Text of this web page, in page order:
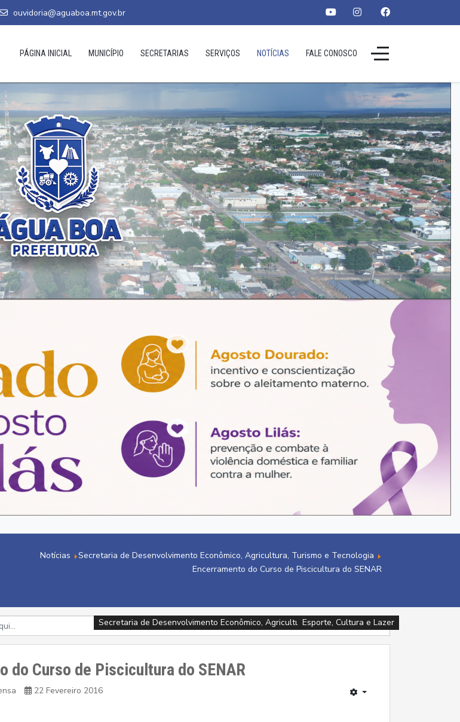
ouvidoria@aguaboa.mt.gov.br
PÁGINA INICIAL MUNICÍPIO SECRETARIAS SERVIÇOS NOTÍCIAS FALE CONOSCO
Notícias
Secretaria de Desenvolvimento Econômico, Agricultura, Turismo e Tecnologia
Encerramento do Curso de Piscicultura do SENAR
do Curso de Piscicultura do SENAR
22 Fevereiro 2016
Saúde
Secretaria de Desenvolvimento Econômico, Agricultura, Turismo e Tecnologia
Assistência Social e Cidadania
Assistência Social e Cidadania
Assistência Social e Cidadania
Esporte, Cultura e Lazer
Esporte, Cultura e Lazer
Secretaria de Desenvolvimento Econômico, Agricultura, Turismo e Tecnologia
Esporte, Cultura e Lazer